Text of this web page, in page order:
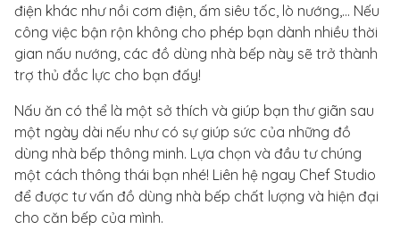
điện khác như nồi cơm điện, ấm siêu tốc, lò nướng,... Nếu
công việc bận rộn không cho phép bạn dành nhiều thời
gian nấu nướng, các đồ dùng nhà bếp này sẽ trở thành
trợ thủ đắc lực cho bạn đấy!
Nấu ăn có thể là một sở thích và giúp bạn thư giãn sau
một ngày dài nếu như có sự giúp sức của những đồ
dùng nhà bếp thông minh. Lựa chọn và đầu tư chúng
một cách thông thái bạn nhé! Liên hệ ngay Chef Studio
để được tư vấn đồ dùng nhà bếp chất lượng và hiện đại
cho căn bếp của mình.